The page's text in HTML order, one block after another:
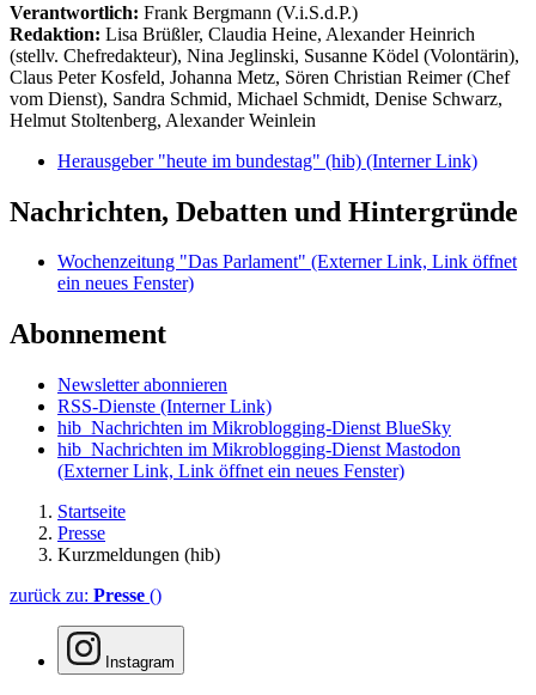
Verantwortlich: Frank Bergmann (V.i.S.d.P.)
Redaktion: Lisa Brüßler, Claudia Heine, Alexander Heinrich
(stellv. Chefredakteur), Nina Jeglinski, Susanne Ködel (Volontärin),
Claus Peter Kosfeld, Johanna Metz, Sören Christian Reimer (Chef
vom Dienst), Sandra Schmid, Michael Schmidt, Denise Schwarz,
Helmut Stoltenberg, Alexander Weinlein
Herausgeber "heute im bundestag" (hib) (Interner Link)
Nachrichten, Debatten und Hintergründe
Wochenzeitung "Das Parlament" (Externer Link, Link öffnet
ein neues Fenster)
Abonnement
Newsletter abonnieren
RSS-Dienste (Interner Link)
hib_Nachrichten im Mikroblogging-Dienst BlueSky
hib_Nachrichten im Mikroblogging-Dienst Mastodon
(Externer Link, Link öffnet ein neues Fenster)
Startseite
Presse
Kurzmeldungen (hib)
zurück zu: Presse ()
Instagram